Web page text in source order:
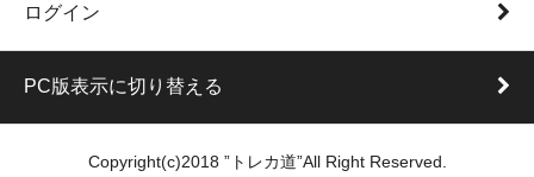
ログイン
PC版表示に切り替える
Copyright(c)2018 ”トレカ道”All Right Reserved.